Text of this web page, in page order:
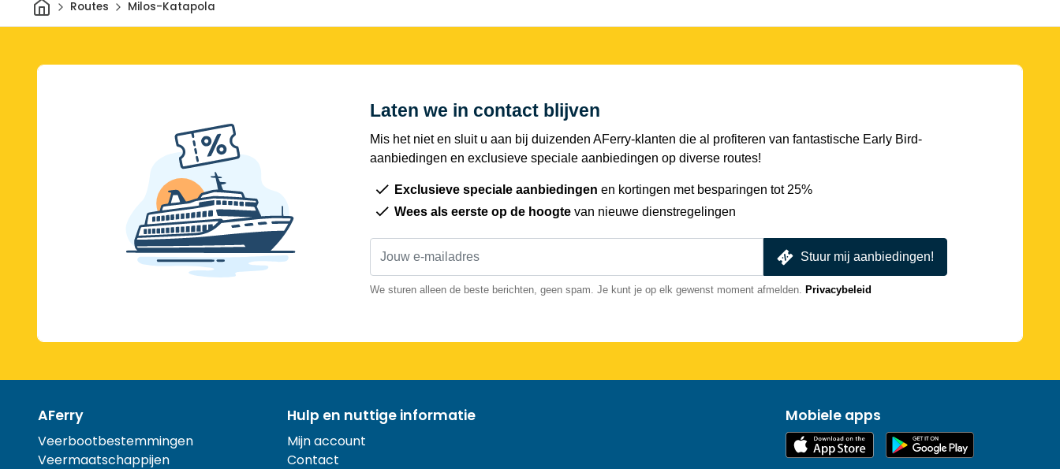
Routes Milos-Katapola
Laten we in contact blijven
Mis het niet en sluit u aan bij duizenden AFerry-klanten die al profiteren van fantastische Early Bird-
aanbiedingen en exclusieve speciale aanbiedingen op diverse routes!
Exclusieve speciale aanbiedingen en kortingen met besparingen tot 25%
Wees als eerste op de hoogte van nieuwe dienstregelingen
Stuur mij aanbiedingen!
We sturen alleen de beste berichten, geen spam. Je kunt je op elk gewenst moment afmelden. Privacybeleid
AFerry
Veerbootbestemmingen
Veermaatschappijen
Hulp en nuttige informatie
Mijn account
Contact
Mobiele apps